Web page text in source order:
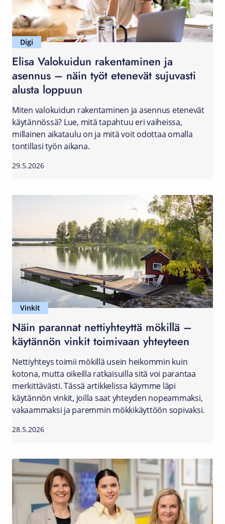
Digi
Elisa Valokuidun rakentaminen ja
asennus – näin työt etenevät sujuvasti
alusta loppuun
Miten valokuidun rakentaminen ja asennus etenevät
käytännössä? Lue, mitä tapahtuu eri vaiheissa,
millainen aikataulu on ja mitä voit odottaa omalla
tontillasi työn aikana.
29.5.2026
Vinkit
Näin parannat nettiyhteyttä mökillä –
käytännön vinkit toimivaan yhteyteen
Nettiyhteys toimii mökillä usein heikommin kuin
kotona, mutta oikeilla ratkaisuilla sitä voi parantaa
merkittävästi. Tässä artikkelissa käymme läpi
käytännön vinkit, joilla saat yhteyden nopeammaksi,
vakaammaksi ja paremmin mökkikäyttöön sopivaksi.
28.5.2026